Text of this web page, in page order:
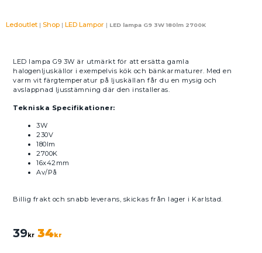
Ledoutlet Shop LED Lampor LED lampa G9 3W 180lm 2700K
LED lampa G9 3W är utmärkt för att ersätta gamla
halogenljuskällor i exempelvis kök och bänkarmaturer. Med en
varm vit färgtemperatur på ljuskällan får du en mysig och
avslappnad ljusstämning där den installeras.
Tekniska Specifikationer:
3W
230V
180lm
2700K
16x42mm
Av/På
Billig frakt och snabb leverans, skickas från lager i Karlstad.
39kr 34kr